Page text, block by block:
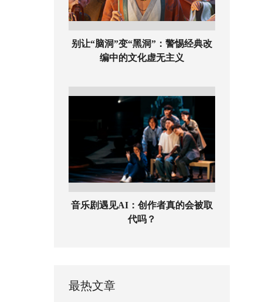
别让“脑洞”变“黑洞”：警惕经典改
编中的文化虚无主义
音乐剧遇见AI：创作者真的会被取
代吗？
最热文章